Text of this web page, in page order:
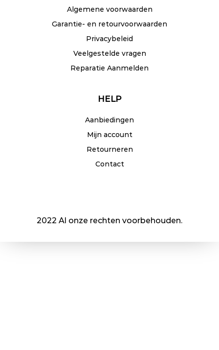
Algemene voorwaarden
Garantie- en retourvoorwaarden
Privacybeleid
Veelgestelde vragen
Reparatie Aanmelden
HELP
Aanbiedingen
Mijn account
Retourneren
Contact
2022 Al onze rechten voorbehouden.